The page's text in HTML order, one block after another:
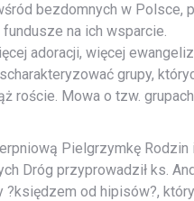
bezdomnych w Polsce,
na ich wsparcie.
adoracji, więcej
grupy,
roście. Mowa o tzw. grupach
Pielgrzymkę Rodzin i
Dróg przyprowadził ks.
?księdzem od hipisów?,